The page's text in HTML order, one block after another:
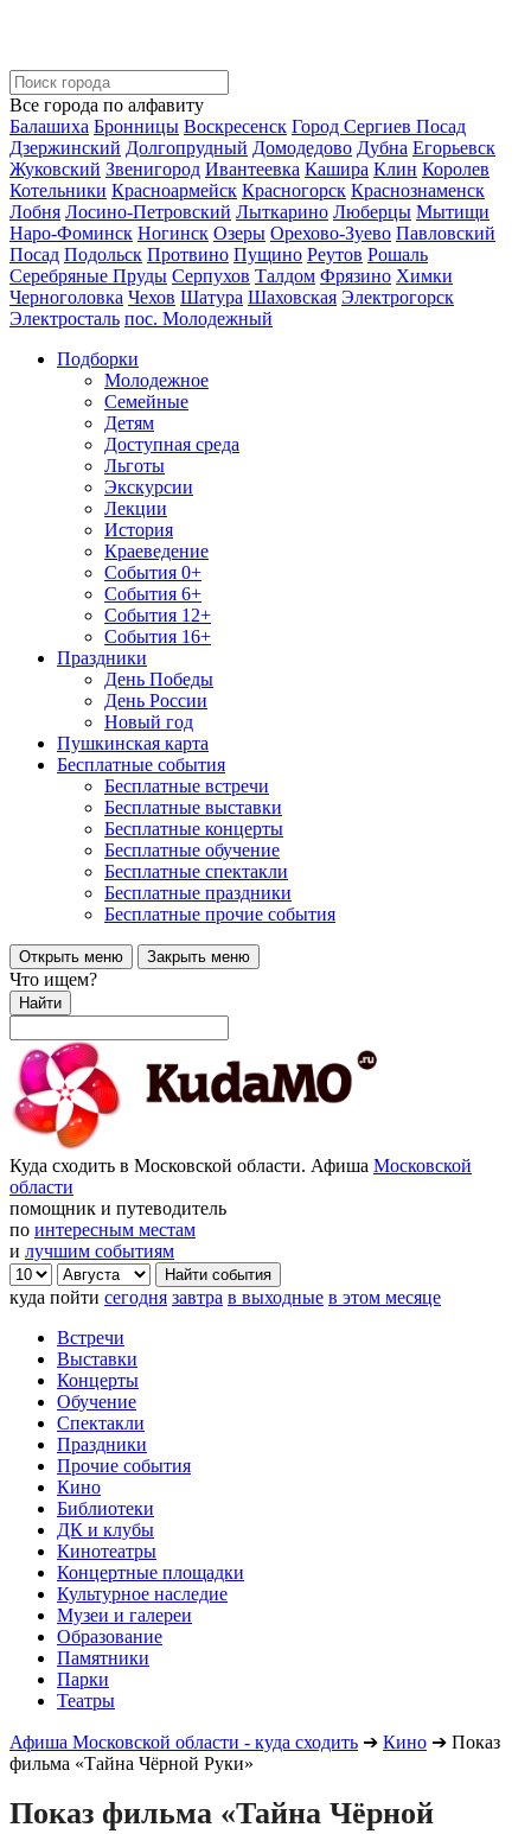
Все города по алфавиту
Балашиха Бронницы Воскресенск Город Сергиев Посад
Дзержинский Долгопрудный Домодедово Дубна Егорьевск
Жуковский Звенигород Ивантеевка Кашира Клин Королев
Котельники Красноармейск Красногорск Краснознаменск
Лобня Лосино-Петровский Лыткарино Люберцы Мытищи
Наро-Фоминск Ногинск Озеры Орехово-Зуево Павловский
Посад Подольск Протвино Пущино Реутов Рошаль
Серебряные Пруды Серпухов Талдом Фрязино Химки
Черноголовка Чехов Шатура Шаховская Электрогорск
Электросталь пос. Молодежный
Подборки
Молодежное
Семейные
Детям
Доступная среда
Льготы
Экскурсии
Лекции
История
Краеведение
События 0+
События 6+
События 12+
События 16+
Праздники
День Победы
День России
Новый год
Пушкинская карта
Бесплатные события
Бесплатные встречи
Бесплатные выставки
Бесплатные концерты
Бесплатные обучение
Бесплатные спектакли
Бесплатные праздники
Бесплатные прочие события
Открыть меню Закрыть меню
Что ищем?
Найти
Куда сходить в Московской области. Афиша Московской
области
помощник и путеводитель
по интересным местам
и лучшим событиям
куда пойти сегодня завтра в выходные в этом месяце
Встречи
Выставки
Концерты
Обучение
Спектакли
Праздники
Прочие события
Кино
Библиотеки
ДК и клубы
Кинотеатры
Концертные площадки
Культурное наследие
Музеи и галереи
Образование
Памятники
Парки
Театры
Афиша Московской области - куда сходить ➔ Кино ➔ Показ
фильма «Тайна Чёрной Руки»
Показ фильма «Тайна Чёрной